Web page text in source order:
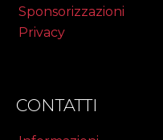
Sponsorizzazioni
Privacy
CONTATTI